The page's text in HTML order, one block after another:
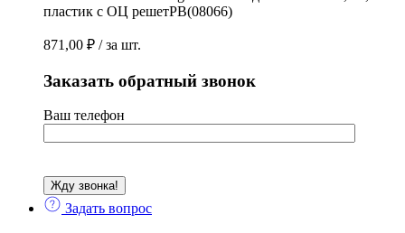
пластик с ОЦ решетРВ(08066)
871,00 ₽ / за шт.
Заказать обратный звонок
Ваш телефон
Задать вопрос